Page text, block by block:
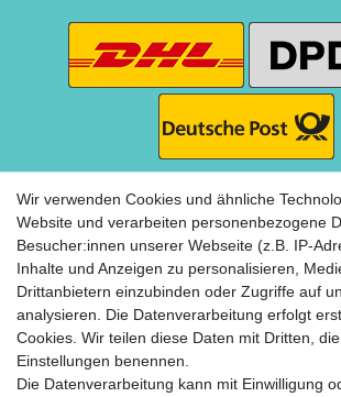
ZAHLUNG
Wir verwenden Cookies und ähnliche
Website und verarbeiten personenbezogene
Besucher:innen unserer Webseite (z.B. IP-
Inhalte und Anzeigen zu personalisieren,
Drittanbietern einzubinden oder Zugriffe auf
analysieren. Die Datenverarbeitung erfolgt
Cookies. Wir teilen diese Daten mit Dritten,
Einstellungen benennen.
Die Datenverarbeitung kann mit Einwilligung